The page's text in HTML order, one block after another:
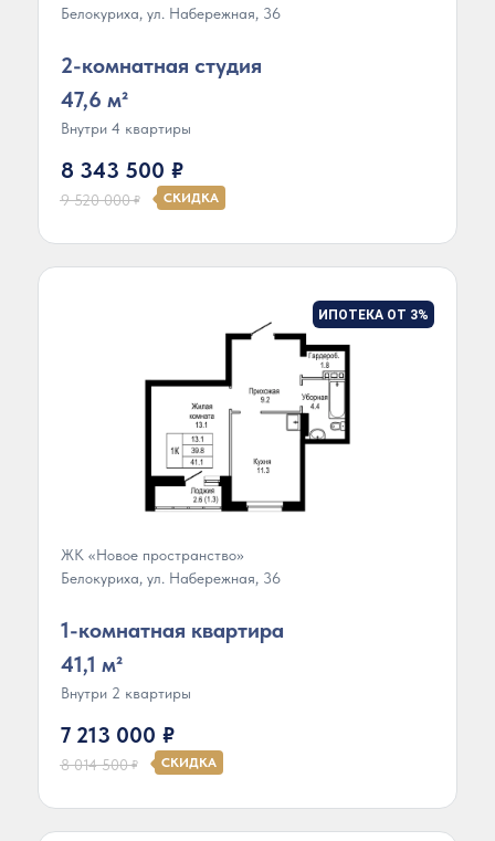
Белокуриха, ул. Набережная, 36
2-комнатная студия
47,6 м²
Внутри 4 квартиры
8 343 500 ₽
9 520 000 ₽ СКИДКА
ИПОТЕКА ОТ 3%
ЖК «Новое пространство»
Белокуриха, ул. Набережная, 36
1-комнатная квартира
41,1 м²
Внутри 2 квартиры
7 213 000 ₽
8 014 500 ₽ СКИДКА